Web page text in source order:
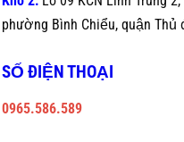
phường Bình Chiểu, quận Thủ
SỐ ĐIỆN THOẠI
0965.586.589